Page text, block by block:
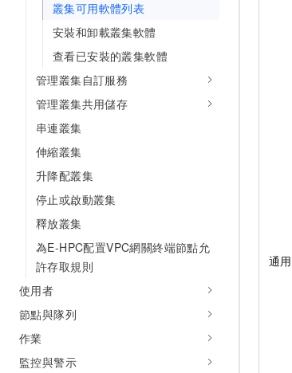
叢集可用軟體列表
安裝和卸載叢集軟體
查看已安裝的叢集軟體
管理叢集自訂服務
管理叢集共用儲存
串連叢集
伸縮叢集
升降配叢集
停止或啟動叢集
釋放叢集
為E-HPC配置VPC網關終端節點允
許存取規則
使用者
節點與隊列
作業
監控與警示
通用